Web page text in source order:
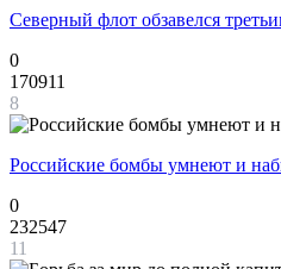
Северный флот обзавелся
0
170911
8
Российские бомбы умнеют и
0
232547
11